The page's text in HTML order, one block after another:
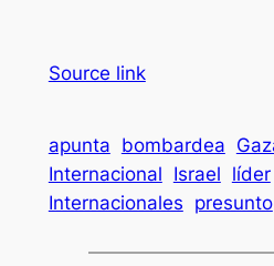
Source link
apunta bombardea
Internacional Israel líder
Internacionales presunto